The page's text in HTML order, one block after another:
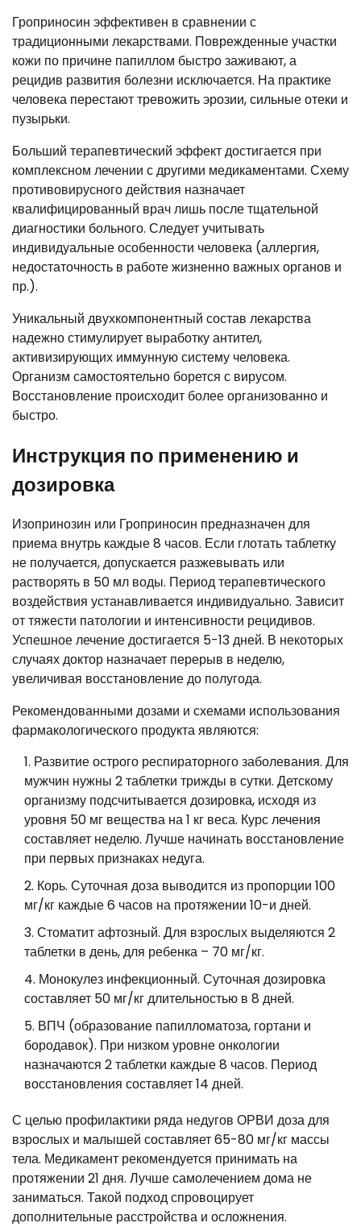
Гроприносин эффективен в сравнении с
традиционными лекарствами. Поврежденные участки
кожи по причине папиллом быстро заживают, а
рецидив развития болезни исключается. На практике
человека перестают тревожить эрозии, сильные отеки и
пузырьки.
Больший терапевтический эффект достигается при
комплексном лечении с другими медикаментами. Схему
противовирусного действия назначает
квалифицированный врач лишь после тщательной
диагностики больного. Следует учитывать
индивидуальные особенности человека (аллергия,
недостаточность в работе жизненно важных органов и
пр.).
Уникальный двухкомпонентный состав лекарства
надежно стимулирует выработку антител,
активизирующих иммунную систему человека.
Организм самостоятельно борется с вирусом.
Восстановление происходит более организованно и
быстро.
Инструкция по применению и
дозировка
Изопринозин или Гроприносин предназначен для
приема внутрь каждые 8 часов. Если глотать таблетку
не получается, допускается разжевывать или
растворять в 50 мл воды. Период терапевтического
воздействия устанавливается индивидуально. Зависит
от тяжести патологии и интенсивности рецидивов.
Успешное лечение достигается 5-13 дней. В некоторых
случаях доктор назначает перерыв в неделю,
увеличивая восстановление до полугода.
Рекомендованными дозами и схемами использования
фармакологического продукта являются:
Развитие острого респираторного заболевания. Для
мужчин нужны 2 таблетки трижды в сутки. Детскому
организму подсчитывается дозировка, исходя из
уровня 50 мг вещества на 1 кг веса. Курс лечения
составляет неделю. Лучше начинать восстановление
при первых признаках недуга.
Корь. Суточная доза выводится из пропорции 100
мг/кг каждые 6 часов на протяжении 10-и дней.
Стоматит афтозный. Для взрослых выделяются 2
таблетки в день, для ребенка – 70 мг/кг.
Монокулез инфекционный. Суточная дозировка
составляет 50 мг/кг длительностью в 8 дней.
ВПЧ (образование папилломатоза, гортани и
бородавок). При низком уровне онкологии
назначаются 2 таблетки каждые 8 часов. Период
восстановления составляет 14 дней.
С целью профилактики ряда недугов ОРВИ доза для
взрослых и малышей составляет 65-80 мг/кг массы
тела. Медикамент рекомендуется принимать на
протяжении 21 дня. Лучше самолечением дома не
заниматься. Такой подход спровоцирует
дополнительные расстройства и осложнения.